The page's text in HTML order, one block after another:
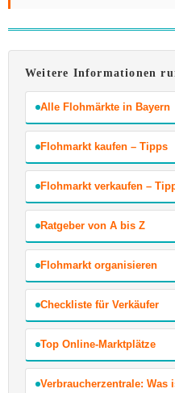
Weitere Informationen
Alle Flohmärkte in Bayern
Flohmarkt kaufen – Tipps
Flohmarkt verkaufen –
Ratgeber von A bis Z
Flohmarkt organisieren
Checkliste für Verkäufer
Top Online-Marktplätze
Verbraucherzentrale: Was